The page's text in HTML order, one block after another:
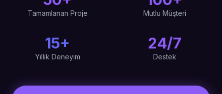
Tamamlanan Proje Mutlu Müşteri
15+
Yıllık Deneyim
24/7
Destek